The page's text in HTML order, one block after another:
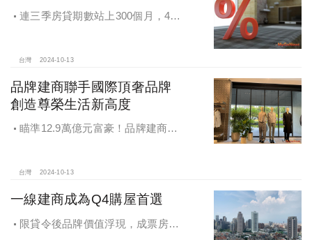
連三季房貸期數站上300個月，4都
台灣 2024-10-13
品牌建商聯手國際頂奢品牌
創造尊榮生活新高度
瞄準12.9萬億元富豪！品牌建商聯
台灣 2024-10-13
一線建商成為Q4購屋首選
限貸令後品牌價值浮現，成票房保